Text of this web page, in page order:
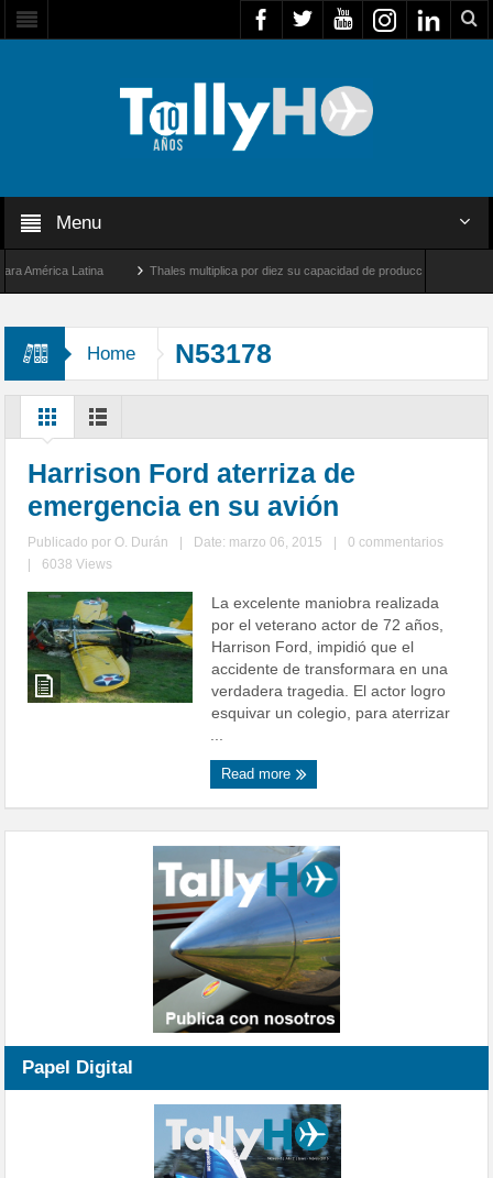
Menu
Latina Thales multiplica por diez su capacidad de producción de radares en
Home N53178
Harrison Ford aterriza de
emergencia en su avión
Publicado porO. Durán Date: marzo 06, 2015
0 commentarios
6038 Views
La excelente maniobra realizada
por el veterano actor de 72 años,
Harrison Ford, impidió que el
accidente de transformara en una
verdadera tragedia. El actor logro
esquivar un colegio, para aterrizar
...
Read more
Papel Digital